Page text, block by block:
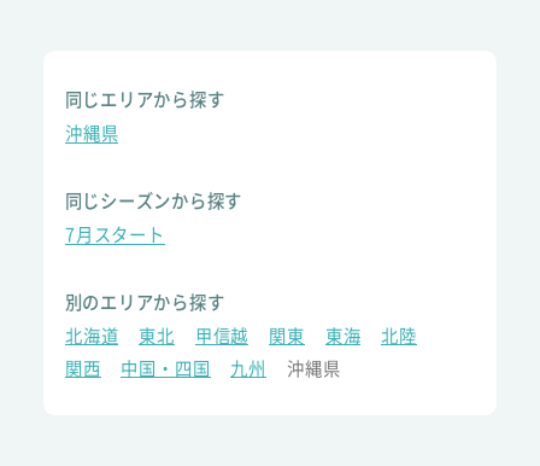
同じエリアから探す
沖縄県
同じシーズンから探す
7月スタート
別のエリアから探す
北海道
東北 甲信越 関東 東海
北陸
関西
中国・四国 九州 沖縄県